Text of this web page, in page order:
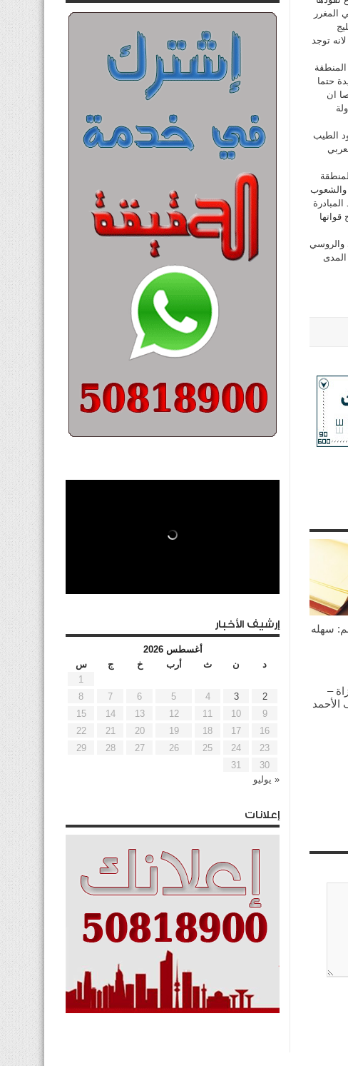
المغرر
توجد
حتما
ان
الطيب
والشعوب
والروسي
المدى
سهله
–
الأحمد
إرشيف الأخبار
أغسطس 2026
د
ن ث أرب خ ج
س
1
2
3
4
5
6
7
8
9
10
11
12
13
14
15
16
17
18
19
20
21
22
23
24
25
26
27
28
29
30
31
« يوليو
إعلانات